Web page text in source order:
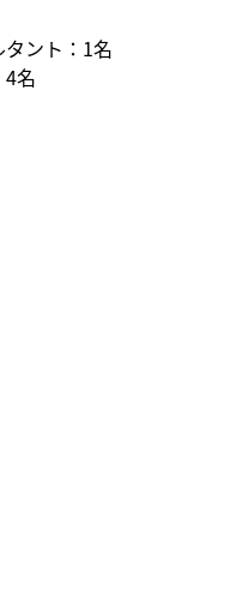
ント：1名
4名